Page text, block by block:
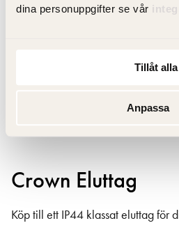
dina personuppgifter se vår
Tillåt alla
Anpassa
Finns i flera varianter
Crown Eluttag
Köp till ett IP44 klassat eluttag för